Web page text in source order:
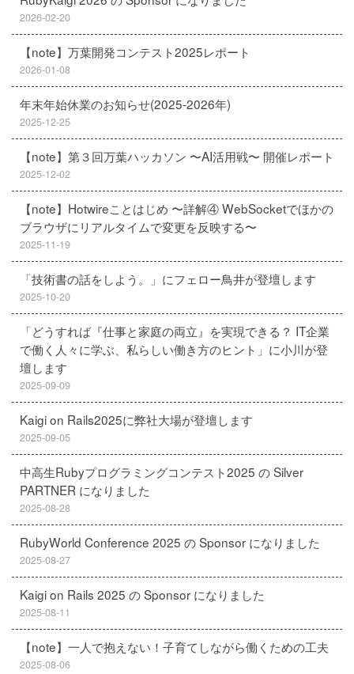
2026-02-20
【note】万葉開発コンテスト2025レポート
2026-01-08
年末年始休業のお知らせ(2025-2026年)
2025-12-25
【note】第３回万葉ハッカソン 〜AI活用戦〜 開催レポート
2025-12-02
【note】Hotwireことはじめ 〜詳解④ WebSocketでほかの
ブラウザにリアルタイムで変更を反映する〜
2025-11-19
「技術書の話をしよう。」にフェロー鳥井が登壇します
2025-10-20
「どうすれば『仕事と家庭の両立』を実現できる？ IT企業
で働く人々に学ぶ、私らしい働き方のヒント」に小川が登
壇します
2025-09-09
Kaigi on Rails2025に弊社大場が登壇します
2025-09-05
中高生Rubyプログラミングコンテスト2025 の Silver
PARTNER になりました
2025-08-28
RubyWorld Conference 2025 の Sponsor になりました
2025-08-27
Kaigi on Rails 2025 の Sponsor になりました
2025-08-11
【note】一人で抱えない！子育てしながら働くための工夫
2025-08-06